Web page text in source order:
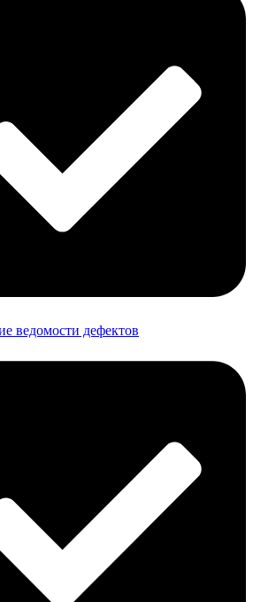
ведомости дефектов